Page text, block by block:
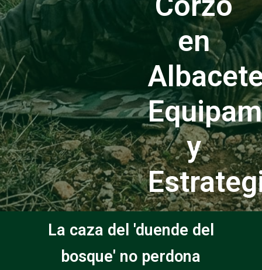
en
y
La caza del 'duende del
bosque' no perdona